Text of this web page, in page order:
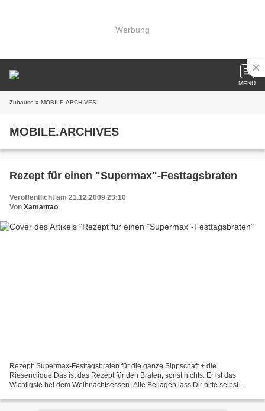
Werbung
MENU
Zuhause » MOBILE.ARCHIVES
MOBILE.ARCHIVES
Rezept für einen "Supermax"-Festtagsbraten
Veröffentlicht am 21.12.2009 23:10
Von Xamantao
Rezept: Supermax-Festtagsbraten für die ganze Sippschaft + die
Riesenclique Das ist das Rezept für den Braten, sonst nichts. Er ist das
Wichtigste bei dem Weihnachtsessen. Alle Beilagen lass Dir bitte selbst